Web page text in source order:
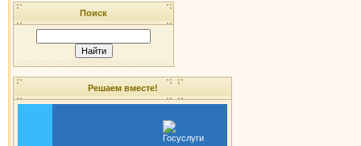
Поиск
Решаем вместе!